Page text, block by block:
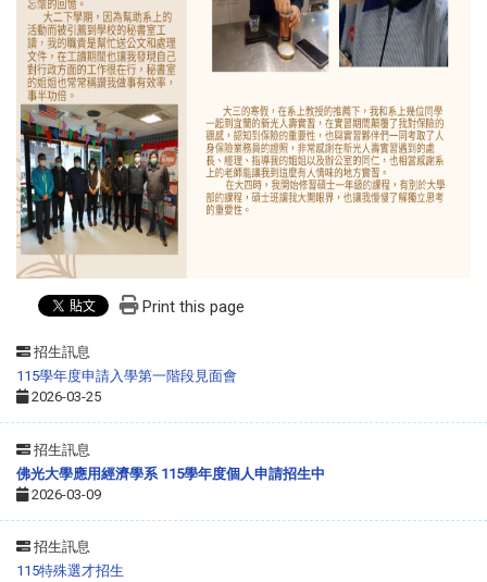
Print this page
招生訊息
115學年度申請入學第一階段見面會
2026-03-25
招生訊息
佛光大學應用經濟學系 115學年度個人申請招生中
2026-03-09
招生訊息
115特殊選才招生